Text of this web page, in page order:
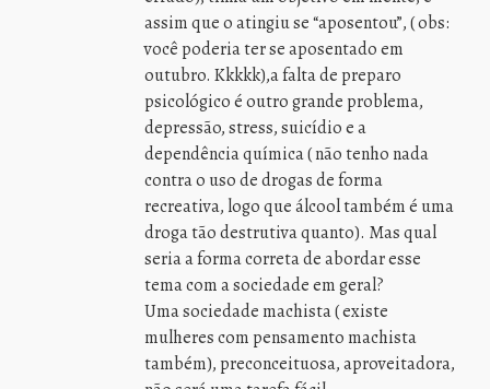
assim que o atingiu se “aposentou”, ( obs:
você poderia ter se aposentado em
outubro. Kkkkk),a falta de preparo
psicológico é outro grande problema,
depressão, stress, suicídio e a
dependência química ( não tenho nada
contra o uso de drogas de forma
recreativa, logo que álcool também é uma
droga tão destrutiva quanto). Mas qual
seria a forma correta de abordar esse
tema com a sociedade em geral?
Uma sociedade machista ( existe
mulheres com pensamento machista
também), preconceituosa, aproveitadora,